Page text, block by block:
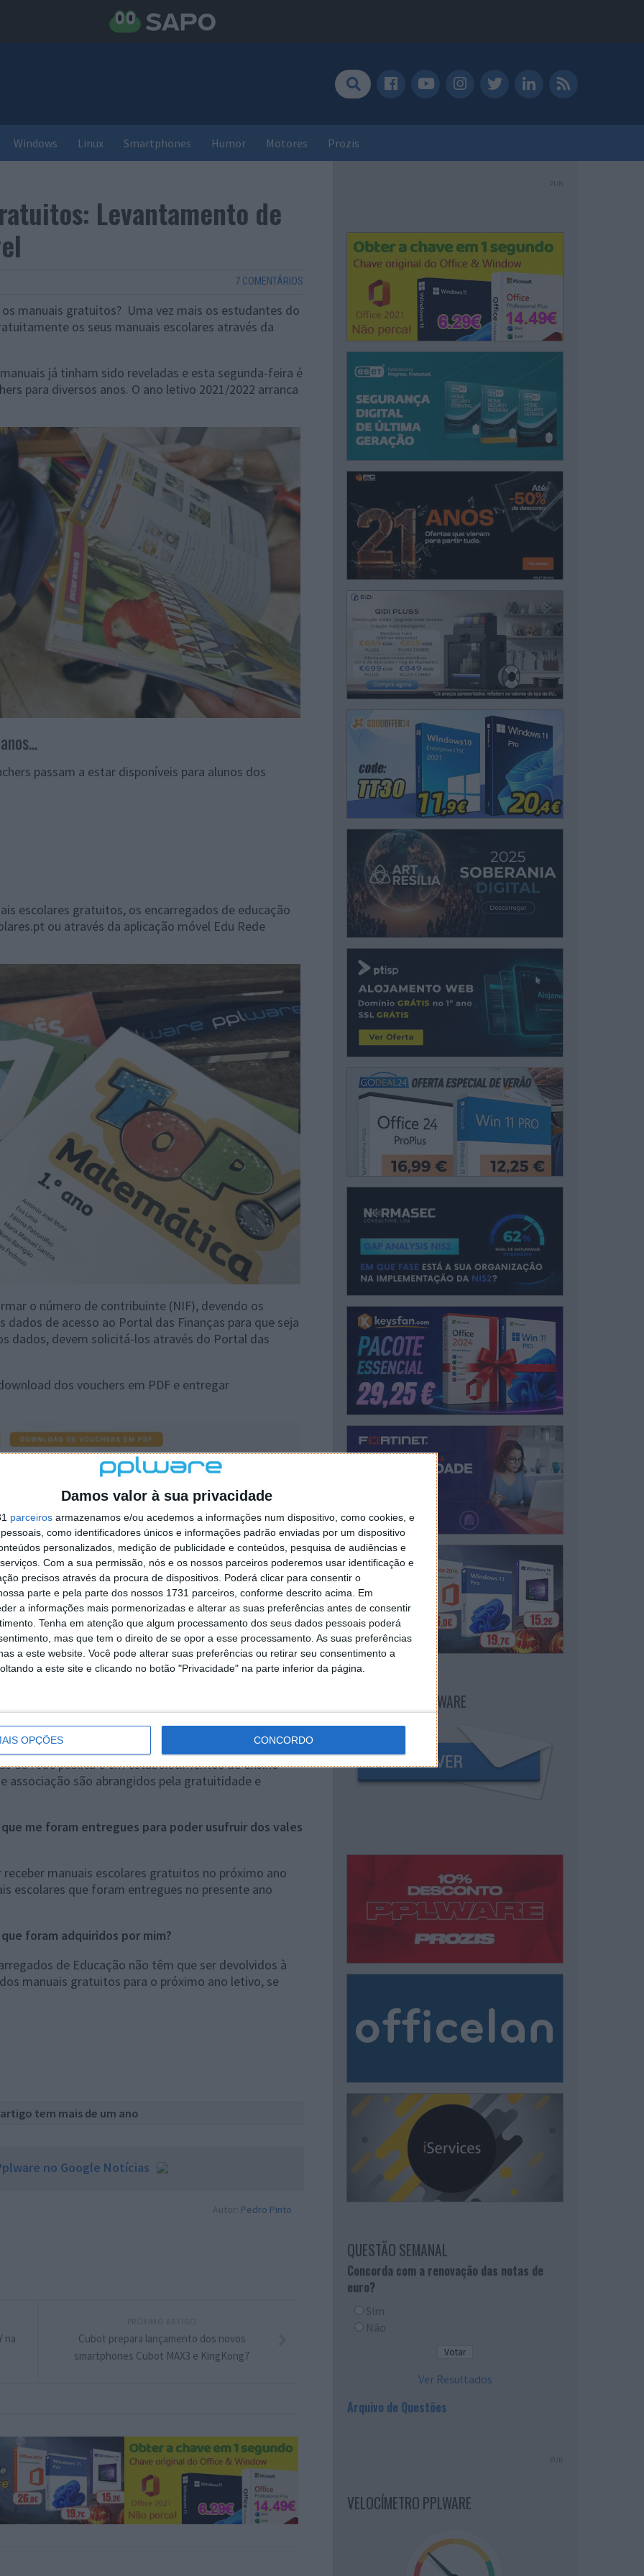
Damos valor à sua privacidade
parceiros armazenamos e/ou acedemos a informações num dispositivo, como cookies, e
como identificadores únicos e informações padrão enviadas por um dispositivo
personalizados, medição de publicidade e conteúdos, pesquisa de audiências e
Com a sua permissão, nós e os nossos parceiros poderemos usar identificação e
precisos através da procura de dispositivos. Poderá clicar para consentir o
parte e pela parte dos nossos 1731 parceiros, conforme descrito acima. Em
a informações mais pormenorizadas e alterar as suas preferências antes de consentir
Tenha em atenção que algum processamento dos seus dados pessoais poderá
mas que tem o direito de se opor a esse processamento. As suas preferências
a este website. Você pode alterar suas preferências ou retirar seu consentimento a
a este site e clicando no botão "Privacidade" na parte inferior da página.
OPÇÕES CONCORDO
Windows Linux Smartphones Humor Motores Prozis
Levantamento de
7 COMENTÁRIOS
manuais gratuitos? Uma vez mais os estudantes do
os seus manuais escolares através da
já tinham sido reveladas e esta segunda-feira é
para diversos anos. O ano letivo 2021/2022 arranca
passam a estar disponíveis para alunos dos
escolares gratuitos, os encarregados de educação
ou através da aplicação móvel Edu Rede
o número de contribuinte (NIF), devendo os
de acesso ao Portal das Finanças para que seja
dados, devem solicitá-los através do Portal das
dos vouchers em PDF e entregar
escolares gratuitos?
da rede pública e em estabelecimentos de ensino
associação são abrangidos pela gratuitidade e
me foram entregues para poder usufruir dos vales
manuais escolares gratuitos no próximo ano
escolares que foram entregues no presente ano
foram adquiridos por mim?
de Educação não têm que ser devolvidos à
manuais gratuitos para o próximo ano letivo, se
tem mais de um ano
no Google Notícias
Autor: Pedro Pinto
Cubot prepara lançamento dos novos
smartphones Cubot MAX3 e KingKong7
na
PUB
NEWSLETTER PPLWARE
QUESTÃO SEMANAL
Concorda com a renovação das notas de
euro?
Sim
Não
Ver Resultados
Arquivo de Questões
PUB
VELOCÍMETRO PPLWARE